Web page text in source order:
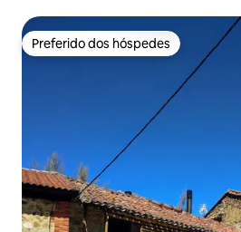
Preferido dos hóspedes
Preferido dos hóspedes